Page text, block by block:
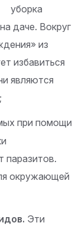
уборка
даче. Вокруг
из
избавиться
являются
при помощи
паразитов.
окружающей
Эти